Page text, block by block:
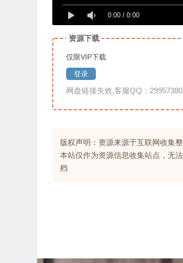
0:00 / 0:00
资源下载
仅限VIP下载
登录
网盘链接失效,客服QQ：
版权声明：资源来源于互联网收集
本站仅作为资源信息收集站点，无
档